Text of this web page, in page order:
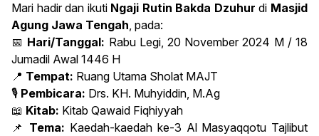
Mari hadir dan ikuti Ngaji Rutin Bakda Dzuhur di Masjid
Agung Jawa Tengah, pada:
📅 Hari/Tanggal: Rabu Legi, 20 November 2024 M / 18
Jumadil Awal 1446 H
📍 Tempat: Ruang Utama Sholat MAJT
🎙 Pembicara: Drs. KH. Muhyiddin, M.Ag
📖 Kitab: Kitab Qawaid Fiqhiyyah
📌 Tema: Kaedah-kaedah ke-3 Al Masyaqqotu Tajlibut